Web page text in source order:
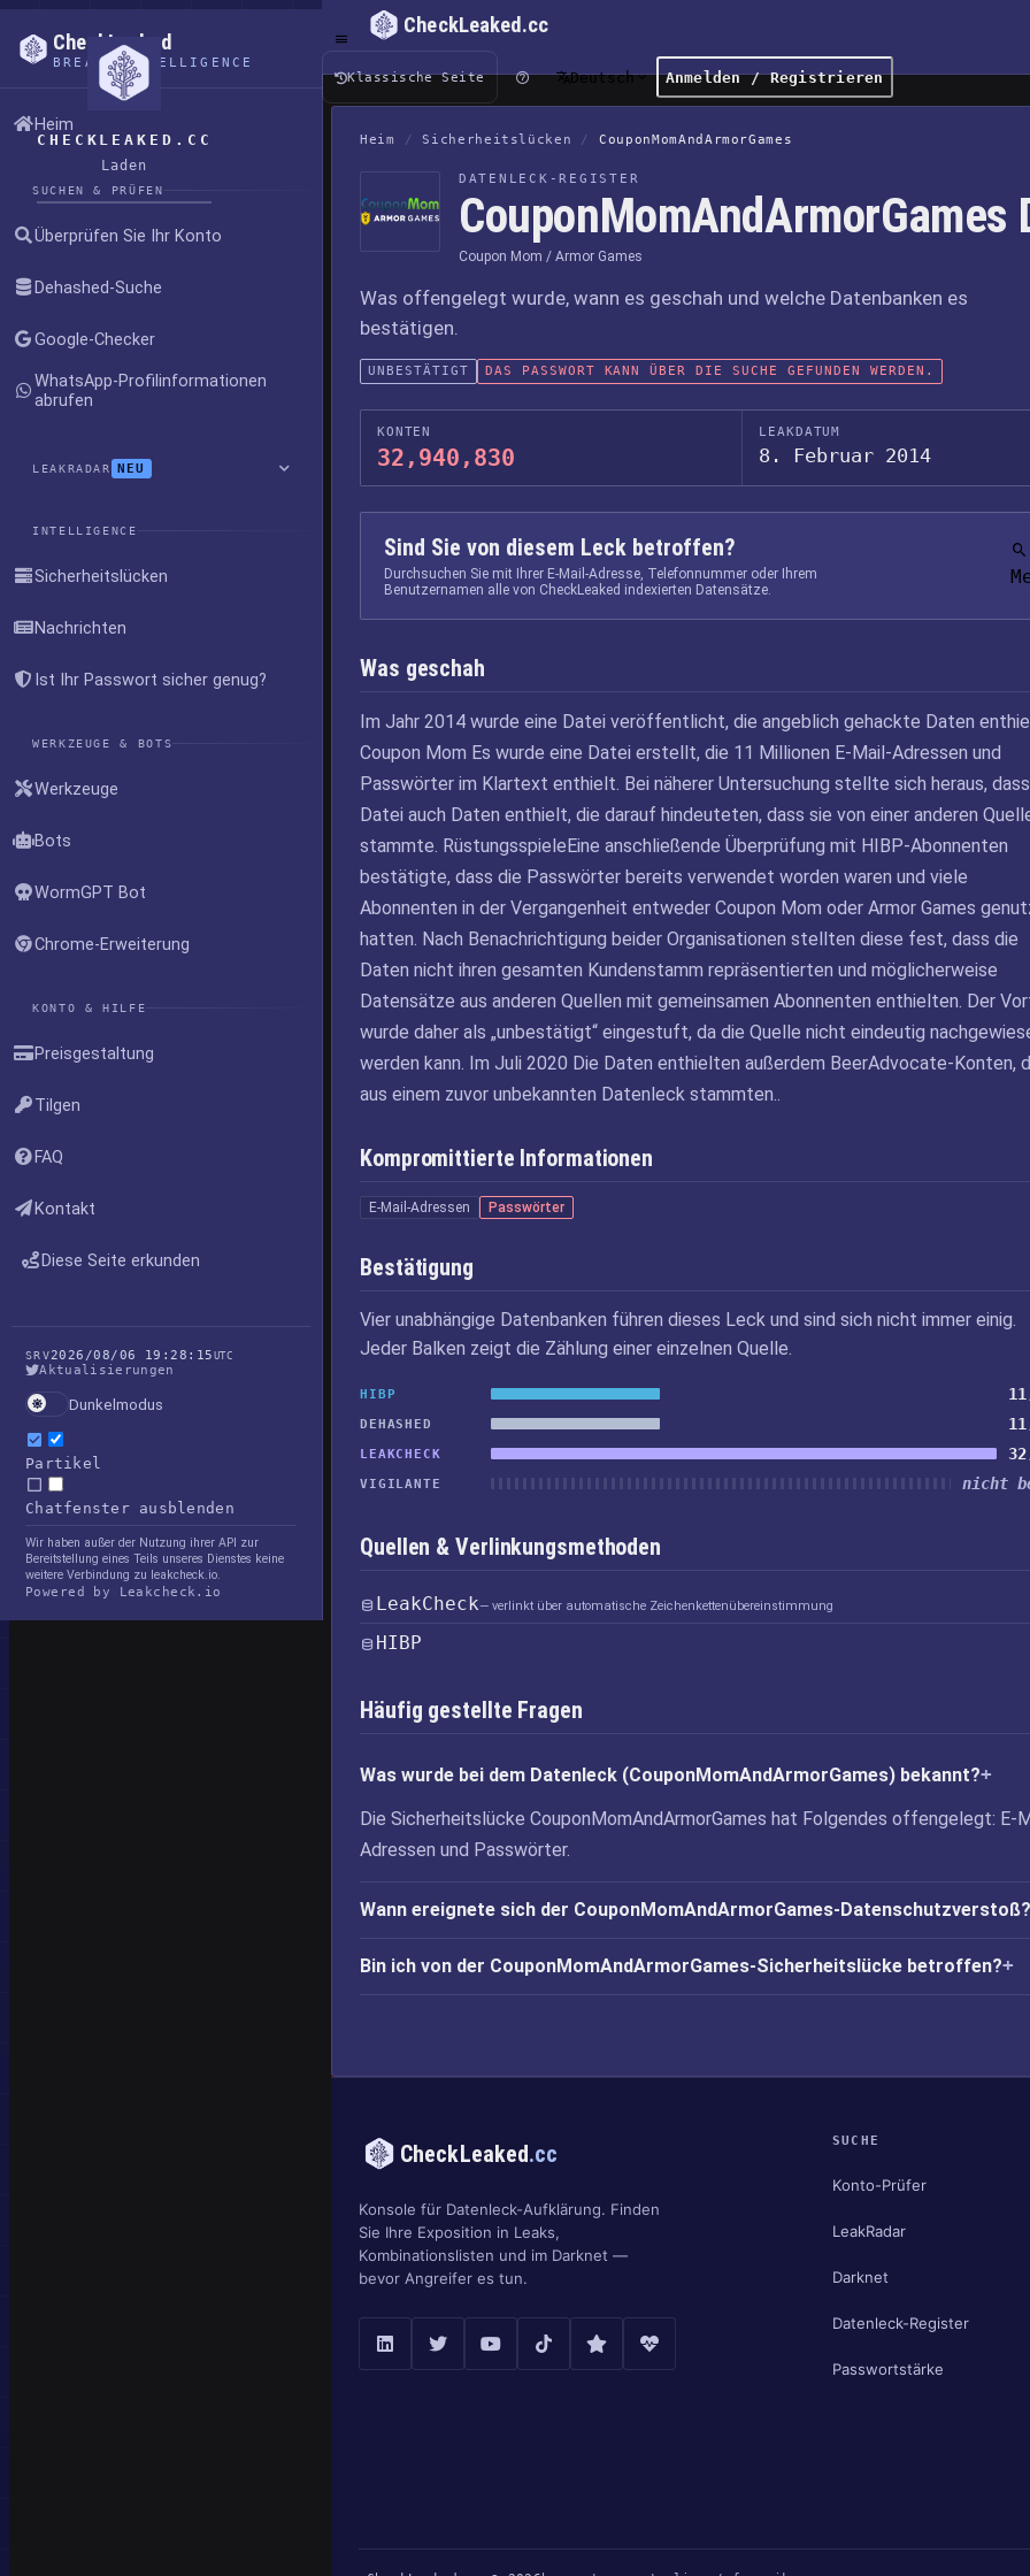
CHECKLEAKED.CC
Laden
CheckLeaked
BREACH INTELLIGENCE
Heim
SUCHEN & PRÜFEN
Überprüfen Sie Ihr Konto
Dehashed-Suche
Google-Checker
WhatsApp-Profilinformationen
abrufen
LEAKRADAR NEU
INTELLIGENCE
Sicherheitslücken
Nachrichten
Ist Ihr Passwort sicher genug?
WERKZEUGE & BOTS
Werkzeuge
Bots
WormGPT Bot
Chrome-Erweiterung
KONTO & HILFE
Preisgestaltung
Tilgen
FAQ
Kontakt
Diese Seite erkunden
SRV2026/08/06 19:28:15UTC
Aktualisierungen
Dunkelmodus
Partikel
Chatfenster ausblenden
Wir haben außer der Nutzung ihrer API zur
Bereitstellung eines Teils unseres Dienstes keine
weitere Verbindung zu leakcheck.io.
Powered by Leakcheck.io
CheckLeaked.cc
Klassische Seite Deutsch Anmelden / Registrieren
Heim / Sicherheitslücken / CouponMomAndArmorGames
DATENLECK-REGISTER
CouponMomAndArmorGames
Coupon Mom / Armor Games
Was offengelegt wurde, wann es geschah und welche Datenbanken es
bestätigen.
UNBESTÄTIGT DAS PASSWORT KANN ÜBER DIE SUCHE GEFUNDEN WERDEN.
KONTEN
32,940,830
LEAKDATUM
8. Februar 2014
Sind Sie von diesem Leck betroffen?
Durchsuchen Sie mit Ihrer E-Mail-Adresse, Telefonnummer oder Ihrem
Benutzernamen alle von CheckLeaked indexierten Datensätze.
Was geschah
Im Jahr 2014 wurde eine Datei veröffentlicht, die angeblich gehackte Daten
Coupon Mom Es wurde eine Datei erstellt, die 11 Millionen E-Mail-Adressen und
Passwörter im Klartext enthielt. Bei näherer Untersuchung stellte sich heraus,
Datei auch Daten enthielt, die darauf hindeuteten, dass sie von einer anderen
stammte. RüstungsspieleEine anschließende Überprüfung mit HIBP-Abonnenten
bestätigte, dass die Passwörter bereits verwendet worden waren und viele
Abonnenten in der Vergangenheit entweder Coupon Mom oder Armor Games
hatten. Nach Benachrichtigung beider Organisationen stellten diese fest, dass die
Daten nicht ihren gesamten Kundenstamm repräsentierten und möglicherweise
Datensätze aus anderen Quellen mit gemeinsamen Abonnenten enthielten. Der
wurde daher als „unbestätigt“ eingestuft, da die Quelle nicht eindeutig
werden kann. Im Juli 2020 Die Daten enthielten außerdem BeerAdvocate-Konten,
aus einem zuvor unbekannten Datenleck stammten..
Kompromittierte Informationen
E-Mail-Adressen Passwörter
Bestätigung
Vier unabhängige Datenbanken führen dieses Leck und sind sich nicht immer einig.
Jeder Balken zeigt die Zählung einer einzelnen Quelle.
HIBP
DEHASHED
LEAKCHECK
VIGILANTE nicht
Quellen & Verlinkungsmethoden
LeakCheck— verlinkt über automatische Zeichenkettenübereinstimmung
HIBP
Häufig gestellte Fragen
Was wurde bei dem Datenleck (CouponMomAndArmorGames) bekannt?
Die Sicherheitslücke CouponMomAndArmorGames hat Folgendes offengelegt: E-
Adressen und Passwörter.
Wann ereignete sich der CouponMomAndArmorGames-Datenschutzverstoß?
Bin ich von der CouponMomAndArmorGames-Sicherheitslücke betroffen?
CheckLeaked.cc
Konsole für Datenleck-Aufklärung. Finden
Sie Ihre Exposition in Leaks,
Kombinationslisten und im Darknet —
bevor Angreifer es tun.
SUCHE
Konto-Prüfer
LeakRadar
Darknet
Datenleck-Register
Passwortstärke